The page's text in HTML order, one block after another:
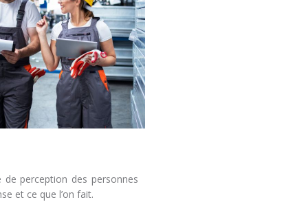
perception des personnes
et ce que l’on fait.